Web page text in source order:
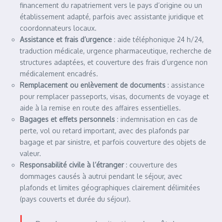
financement du rapatriement vers le pays d’origine ou un
établissement adapté, parfois avec assistante juridique et
coordonnateurs locaux.
Assistance et frais d’urgence : aide téléphonique 24 h/24,
traduction médicale, urgence pharmaceutique, recherche de
structures adaptées, et couverture des frais d’urgence non
médicalement encadrés.
Remplacement ou enlèvement de documents : assistance
pour remplacer passeports, visas, documents de voyage et
aide à la remise en route des affaires essentielles.
Bagages et effets personnels : indemnisation en cas de
perte, vol ou retard important, avec des plafonds par
bagage et par sinistre, et parfois couverture des objets de
valeur.
Responsabilité civile à l’étranger: couverture des
dommages causés à autrui pendant le séjour, avec
plafonds et limites géographiques clairement délimitées
(pays couverts et durée du séjour).